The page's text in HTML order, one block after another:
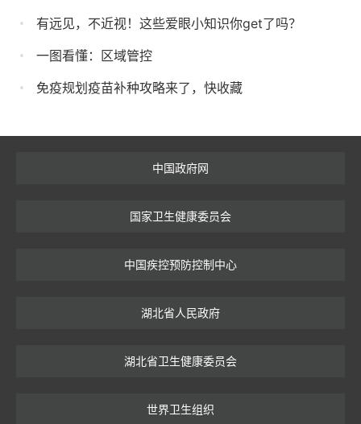
有远见，不近视！这些爱眼小知识你get了吗？
一图看懂：区域管控
免疫规划疫苗补种攻略来了，快收藏
中国政府网
国家卫生健康委员会
中国疾控预防控制中心
湖北省人民政府
湖北省卫生健康委员会
世界卫生组织